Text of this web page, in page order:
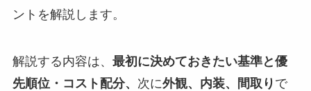
ントを解説します。
解説する内容は、 最初に決めておきたい基準と優
先順位・コスト配分、 次に外観、内装、間取り で